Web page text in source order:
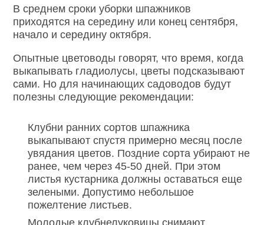
В среднем сроки уборки шпажников
приходятся на середину или конец сентября,
начало и середину октября.
Опытные цветоводы говорят, что время, когда
выкапывать гладиолусы, цветы подсказывают
сами. Но для начинающих садоводов будут
полезны следующие рекомендации:
Клубни ранних сортов шпажника
выкапывают спустя примерно месяц после
увядания цветов. Поздние сорта убирают не
ранее, чем через 45-50 дней. При этом
листья кустарника должны оставаться еще
зелеными. Допустимо небольшое
пожелтение листьев.